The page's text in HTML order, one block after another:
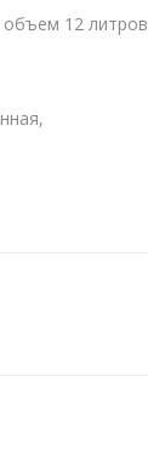
12 литров